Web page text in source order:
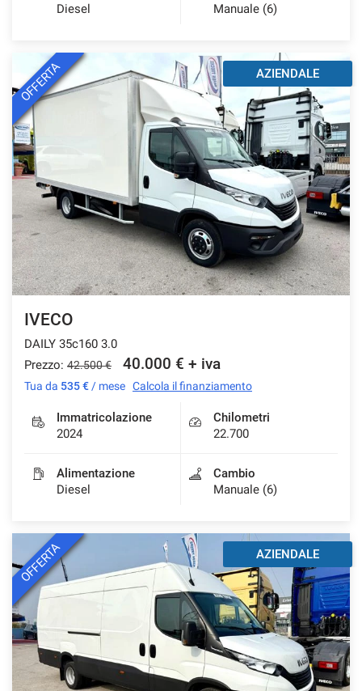
Diesel Manuale (6)
OFFERTA AZIENDALE
IVECO
DAILY 35c160 3.0
Prezzo: 42.500 € 40.000 € + iva
Tua da 535 € / mese Calcola il finanziamento
Immatricolazione
2024
Chilometri
22.700
Alimentazione
Diesel
Cambio
Manuale (6)
OFFERTA AZIENDALE